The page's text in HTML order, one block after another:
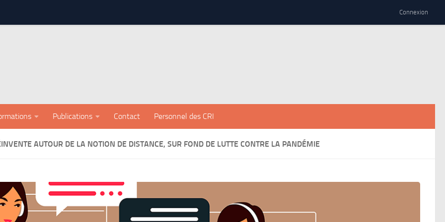
Connexion
Publications Contact Personnel des CRI
AUTOUR DE LA NOTION DE DISTANCE, SUR FOND DE LUTTE CONTRE LA PANDÉMIE